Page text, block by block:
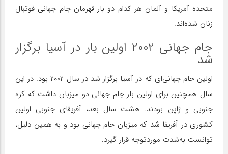
متحده آمریکا و آلمان هر کدام دو بار قهرمان جام جهانی فوتبال
زنان شده‌اند.
جام جهانی ۲۰۰۲ اولین بار در آسیا برگزار
شد
اولین جام جهانی‌ای که در آسیا برگزار شد در سال ۲۰۰۲ بود. در این
سال همچنین برای اولین بار جام جهانی دو میزبان داشت که کره
جنوبی و ژاپن بودند. هشت سال بعد، آفریقای جنوبی اولین
کشوری در آفریقا شد که میزبان جام جهانی بود و به همین دلیل،
توانست به‌شدت موردتوجه قرار گیرد.